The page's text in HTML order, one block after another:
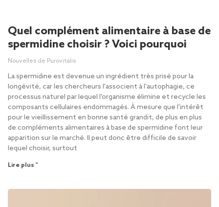
Quel complément alimentaire à base de
spermidine choisir ? Voici pourquoi
Nouvelles de Purovitalis
La spermidine est devenue un ingrédient très prisé pour la
longévité, car les chercheurs l'associent à l'autophagie, ce
processus naturel par lequel l'organisme élimine et recycle les
composants cellulaires endommagés. À mesure que l'intérêt
pour le vieillissement en bonne santé grandit, de plus en plus
de compléments alimentaires à base de spermidine font leur
apparition sur le marché. Il peut donc être difficile de savoir
lequel choisir, surtout
Lire plus "